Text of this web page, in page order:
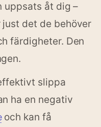
uppsats åt dig –
det de behöver
färdigheter. Den
slippa
ha en negativ
och kan få